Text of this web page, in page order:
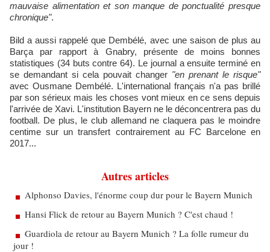
mauvaise alimentation et son manque de ponctualité presque
chronique".
Bild a aussi rappelé que Dembélé, avec une saison de plus au
Barça par rapport à Gnabry, présente de moins bonnes
statistiques (34 buts contre 64). Le journal a ensuite terminé en
se demandant si cela pouvait changer "en prenant le risque"
avec Ousmane Dembélé. L'international français n'a pas brillé
par son sérieux mais les choses vont mieux en ce sens depuis
l'arrivée de Xavi. L'institution Bayern ne le déconcentrera pas du
football. De plus, le club allemand ne claquera pas le moindre
centime sur un transfert contrairement au FC Barcelone en
2017...
Autres articles
Alphonso Davies, l'énorme coup dur pour le Bayern Munich
Hansi Flick de retour au Bayern Munich ? C'est chaud !
Guardiola de retour au Bayern Munich ? La folle rumeur du
jour !